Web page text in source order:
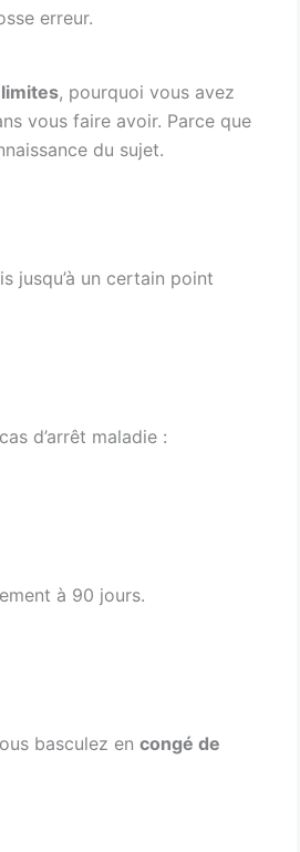
erreur.
, pourquoi vous avez
vous faire avoir. Parce que
du sujet.
jusqu’à un certain point
d’arrêt maladie :
à 90 jours.
basculez en congé de